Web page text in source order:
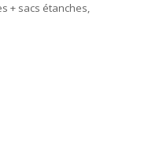
+ sacs étanches,